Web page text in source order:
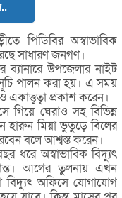
পিডিবির অস্বাভাবিক
সাধারণ জনগণ।
উপজেলার নাইট
পালন করা হয়। এ সময়
প্রকাশ করেন।
গিয়ে ঘেরাও সহ বিভিন্ন
হারুন মিয়া ভুতুড়ে বিলের
বলে আশ্বস্ত করেন।
ধরে অস্বাভাবিক বিদ্যুৎ
আগের তুলনায় এখন
অফিসে যোগাযোগ